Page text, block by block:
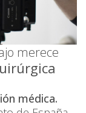
merece
médica.